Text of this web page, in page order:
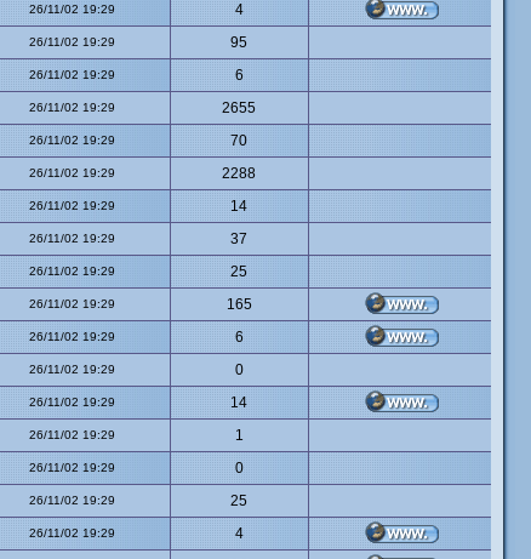
26/11/02 19:29
4
26/11/02 19:29
95
26/11/02 19:29
6
26/11/02 19:29
2655
26/11/02 19:29
70
26/11/02 19:29
2288
26/11/02 19:29
14
26/11/02 19:29
37
26/11/02 19:29
25
26/11/02 19:29
165
26/11/02 19:29
6
26/11/02 19:29
0
26/11/02 19:29
14
26/11/02 19:29
1
26/11/02 19:29
0
26/11/02 19:29
25
26/11/02 19:29
4